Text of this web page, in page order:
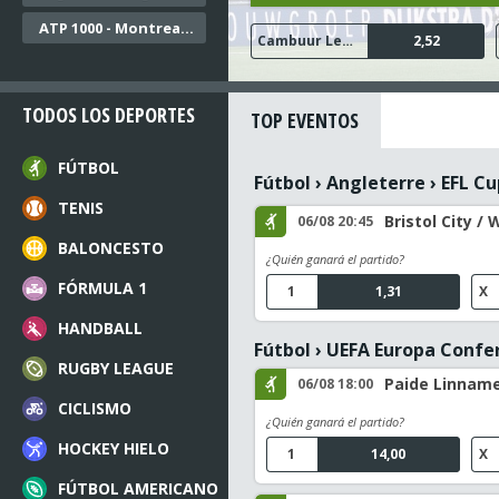
ATP 1000 - Montreal Dobles
1,04
Ajax 1,16
FC Twente 2,52
Cambuur Leeuwarden 1,48
N.E.C. Nijmegen 1,68
Go Ahead Eagles
TODOS LOS DEPORTES
FÚTBOL
TENIS
BALONCESTO
FÓRMULA 1
HANDBALL
RUGBY LEAGUE
CICLISMO
HOCKEY HIELO
FÚTBOL AMERICANO
TOP EVENTOS
Fútbol › Angleterre › EFL
06/08 20:45 Bristol City /
¿Quién ganará el partido?
1,31
1 X
Fútbol › UEFA Europa
06/08 18:00 Paide
¿Quién ganará el partido?
14,00
1 X